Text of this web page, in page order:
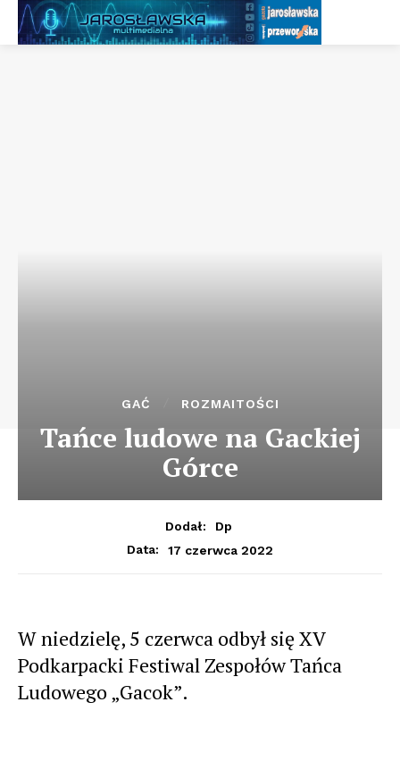
GAĆ ROZMAITOŚCI
Tańce ludowe na Gackiej
Górce
Dodał:
Dp
Data:
17 czerwca 2022
W niedzielę, 5 czerwca odbył się XV
Podkarpacki Festiwal Zespołów Tańca
Ludowego „Gacok”.